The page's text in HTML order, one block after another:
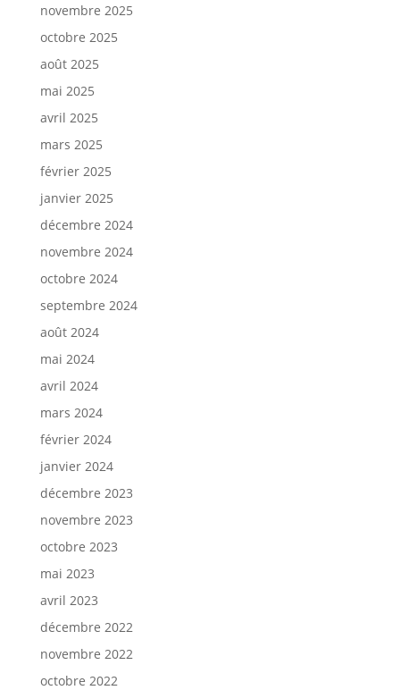
novembre 2025
octobre 2025
août 2025
mai 2025
avril 2025
mars 2025
février 2025
janvier 2025
décembre 2024
novembre 2024
octobre 2024
septembre 2024
août 2024
mai 2024
avril 2024
mars 2024
février 2024
janvier 2024
décembre 2023
novembre 2023
octobre 2023
mai 2023
avril 2023
décembre 2022
novembre 2022
octobre 2022